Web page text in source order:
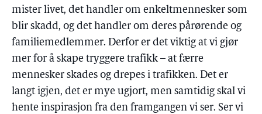
mister livet, det handler om enkeltmennesker som
blir skadd, og det handler om deres pårørende og
familiemedlemmer. Derfor er det viktig at vi gjør
mer for å skape tryggere trafikk – at færre
mennesker skades og drepes i trafikken. Det er
langt igjen, det er mye ugjort, men samtidig skal vi
hente inspirasjon fra den framgangen vi ser. Ser vi